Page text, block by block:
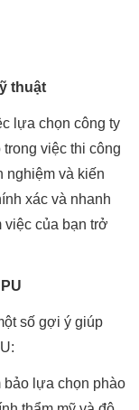
thuật
lựa chọn công ty
việc thi công
nghiệm và kiến
xác và nhanh
việc của bạn trở
số gợi ý giúp
lựa chọn phào